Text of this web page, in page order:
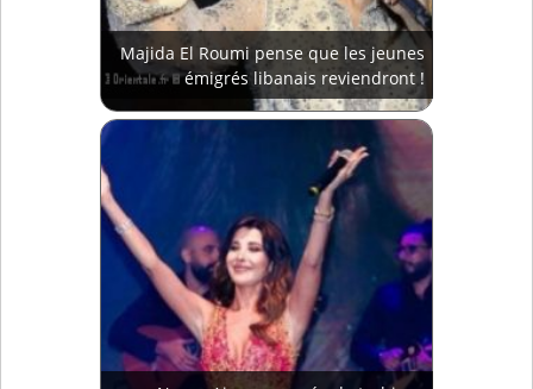
Majida El Roumi pense que les jeunes
émigrés libanais reviendront !